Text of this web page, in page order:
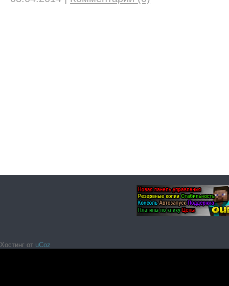
Хостинг от uCoz